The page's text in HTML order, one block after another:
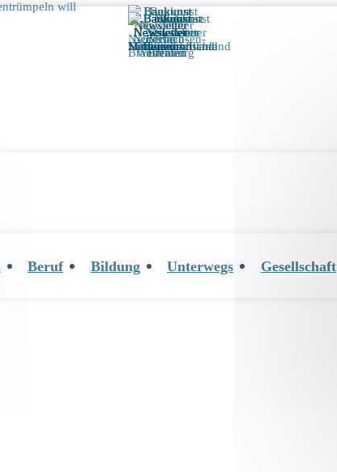
Beruf Bildung Unterwegs Gesellschaft